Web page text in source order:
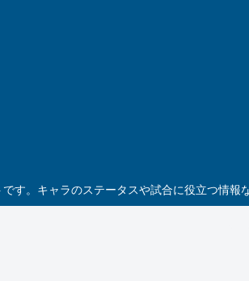
す。キャラのステータスや試合に役立つ情報